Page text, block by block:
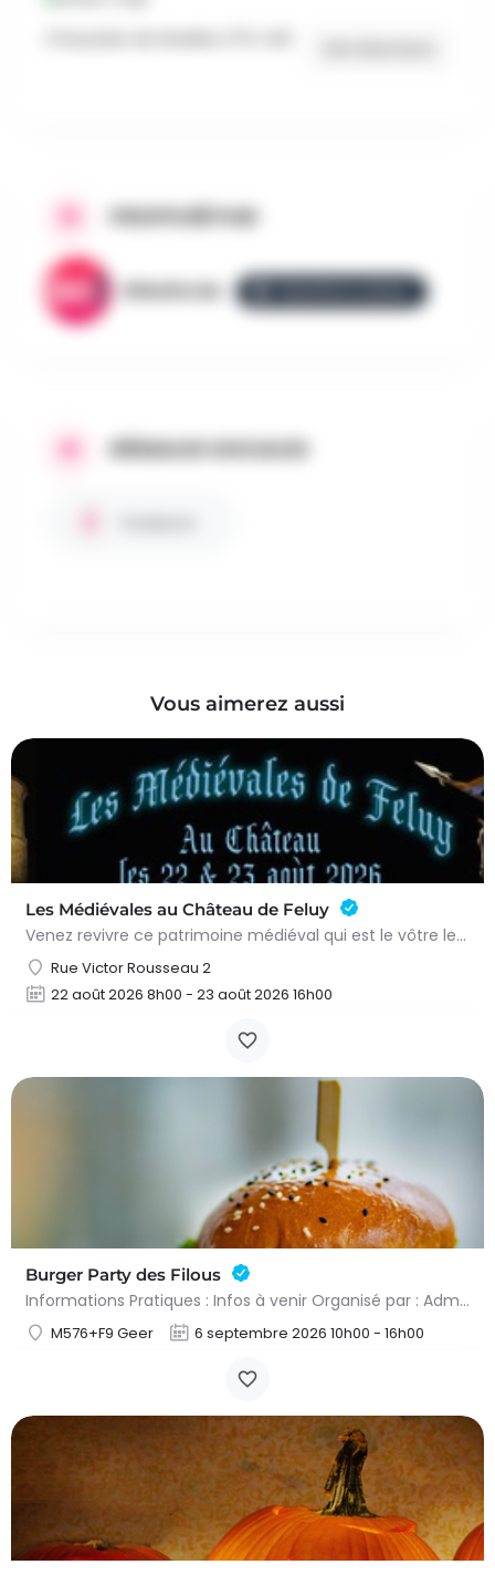
PROPOSÉ PAR
RÉSEAUX SOCIAUX
Vous aimerez aussi
Les Médiévales au Château de Feluy
Venez revivre ce patrimoine médiéval qui est le vôtre le samedi 22 août de 11h00 à 21h00 et le dimanche 23…
Rue Victor Rousseau 2
22 août 2026 8h00 - 23 août 2026 16h00
Burger Party des Filous
Informations Pratiques : Infos à venir Organisé par : Administration communale de Geer
M576+F9 Geer 6 septembre 2026 10h00 - 16h00